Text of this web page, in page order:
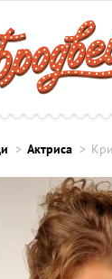
Актриса